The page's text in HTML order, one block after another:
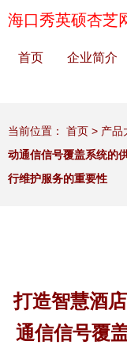
海口秀英硕杏芝
首页 企业简介
当前位置： 首页 > 产品
动通信信号覆盖系统的
行维护服务的重要性
打造智慧酒
通信信号覆